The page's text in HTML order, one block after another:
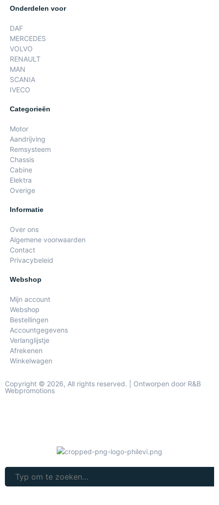
Onderdelen voor
DAF
MERCEDES
VOLVO
RENAULT
MAN
SCANIA
IVECO
Categorieën
Motor
Aandrijving
Remsysteem
Chassis
Cabine
Elektra
Overige
Informatie
Over ons
Algemene voorwaarden
Contact
Privacybeleid
Webshop
Mijn account
Webshop
Bestellingen
Accountgegevens
Verlanglijstje
Afrekenen
Winkelwagen
Copyright © 2026, All rights reserved. | Ontworpen door R&B
Webpromotions